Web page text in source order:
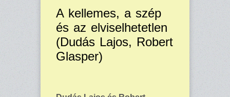
A kellemes, a szép
és az elviselhetetlen
(Dudás Lajos, Robert
Glasper)